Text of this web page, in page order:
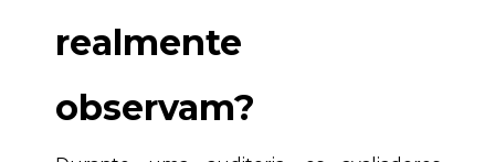
realmente
observam?